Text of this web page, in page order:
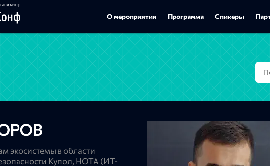
О мероприятии Программа Спикеры
экосистемы в области
Купол, НОТА (ИТ-